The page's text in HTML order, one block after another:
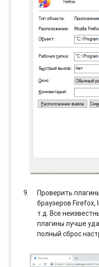
Проверить
браузеров Firefox,
т.д. Все
плагины лучше
полный сброс